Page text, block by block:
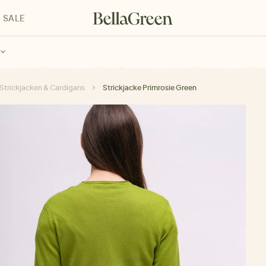
für Kinder
SALE
Strickjacken & Cardigans Strickjacke Primrosie Green